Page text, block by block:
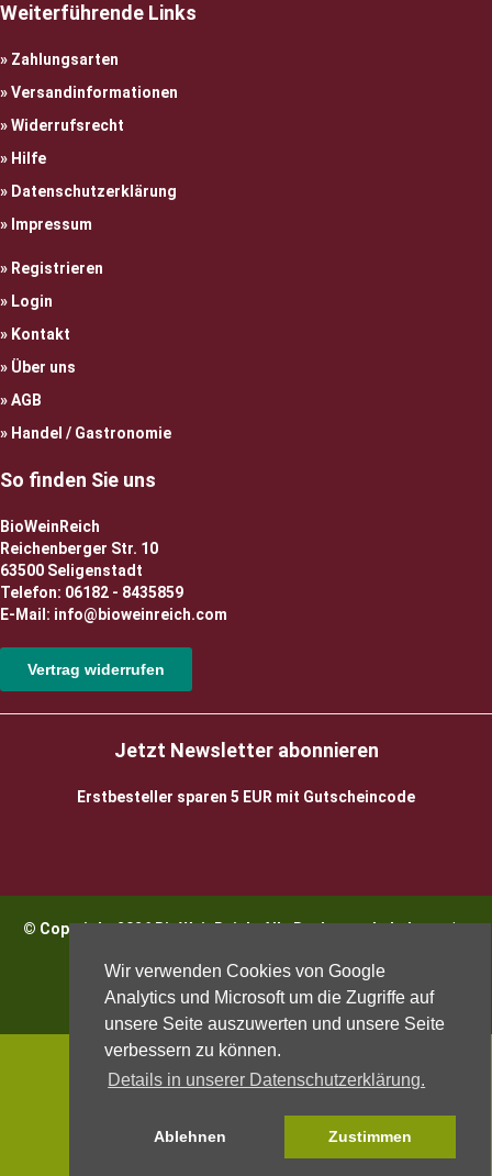
Wir verwenden Cookies von Google
Analytics und Microsoft um die Zugriffe auf
unsere Seite auszuwerten und unsere Seite
verbessern zu können.
Details in unserer Datenschutzerklärung.
Ablehnen Zustimmen
Weiterführende Links
Zahlungsarten
Versandinformationen
Widerrufsrecht
Hilfe
Datenschutzerklärung
Impressum
Registrieren
Login
Kontakt
Über uns
AGB
Handel / Gastronomie
So finden Sie uns
BioWeinReich
Reichenberger Str. 10
63500 Seligenstadt
Telefon: 06182 - 8435859
E-Mail: info@bioweinreich.com
Vertrag widerrufen
Jetzt Newsletter abonnieren
Erstbesteller sparen 5 EUR mit Gutscheincode
© Copyright 2026 BioWeinReich. Alle Rechte vorbehalten |